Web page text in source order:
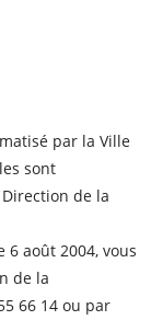
par la Ville
sont
de la
6 août 2004, vous
de la
66 14 ou par